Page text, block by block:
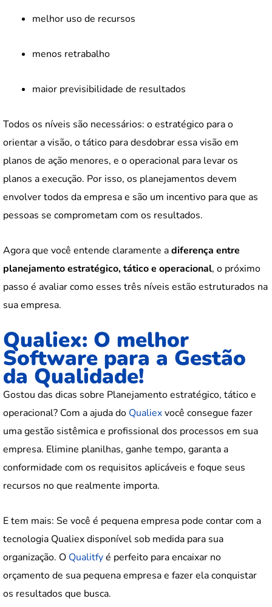
melhor uso de recursos
menos retrabalho
maior previsibilidade de resultados
Todos os níveis são necessários: o estratégico para o
orientar a visão, o tático para desdobrar essa visão em
planos de ação menores, e o operacional para levar os
planos a execução. Por isso, os planejamentos devem
envolver todos da empresa e são um incentivo para que as
pessoas se comprometam com os resultados.
Agora que você entende claramente adiferença entre
planejamento estratégico, tático e operacional, o próximo
passo é avaliar como esses três níveis estão estruturados na
sua empresa.
Qualiex: O melhor
Software para a Gestão
da Qualidade!
Gostou das dicas sobre Planejamento estratégico, tático e
operacional? Com a ajuda do Qualiexvocê consegue fazer
uma gestão sistêmica e profissional dos processos em sua
empresa. Elimine planilhas, ganhe tempo, garanta a
conformidade com os requisitos aplicáveis e foque seus
recursos no que realmente importa.
E tem mais: Se você é pequena empresa pode contar com a
tecnologia Qualiex disponível sob medida para sua
organização. O Qualitfyé perfeito para encaixar no
orçamento de sua pequena empresa e fazer ela conquistar
os resultados que busca.